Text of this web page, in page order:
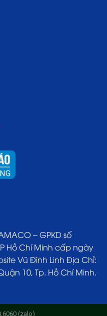
– GPKD số
Hồ Chí Minh cấp ngày
Vũ Đình Linh Địa Chỉ:
10, Tp. Hồ Chí Minh.
(zalo)